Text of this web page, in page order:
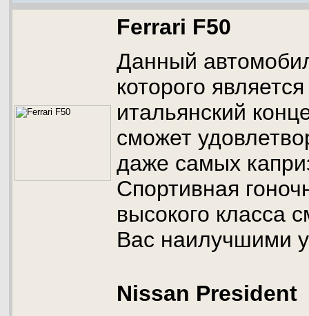
Ferrari F50
Данный
которого
итальянский
сможет
даже самых
Спортивная
высокого класса
Вас наилучшими
Nissan President